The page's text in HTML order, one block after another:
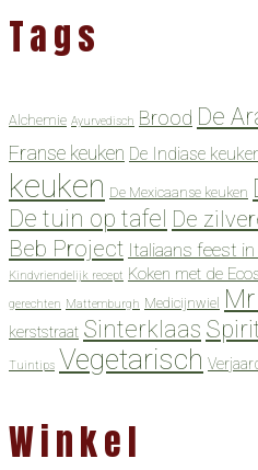
Tags
Alchemie Ayurvedisch Brood De
Franse keuken De Indiase
keuken De Mexicaanse keuken
De tuin op tafel De
Beb Project Italiaans feest
Kindvriendelijk recept Koken met de
gerechten Mattemburgh Medicijnwiel
kerststraat Sinterklaas
Tuintips Vegetarisch
Winkel